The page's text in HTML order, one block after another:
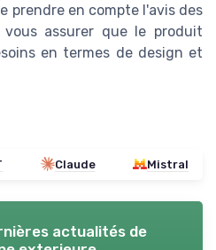
prendre en compte l'avis des
assurer que le produit
en termes de design et
Claude Mistral
actualités de